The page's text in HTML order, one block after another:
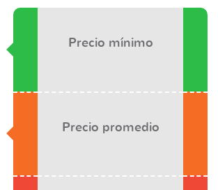
Precio mínimo
Precio promedio